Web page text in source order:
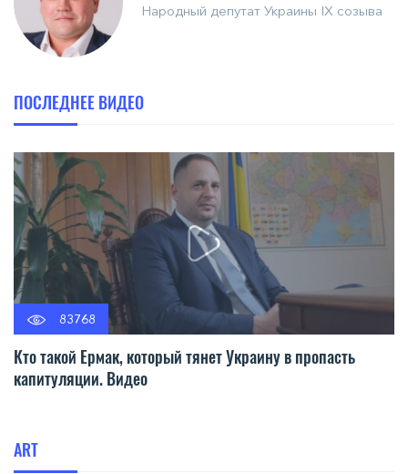
Народный депутат Украины IX созыва
ПОСЛЕДНЕЕ ВИДЕО
83768
Кто такой Ермак, который тянет Украину в пропасть
капитуляции. Видео
ART